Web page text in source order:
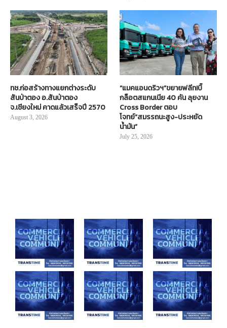
ทช.ก่อสร้างทางแยกต่างระดับ
สันป่าตอง อ.สันป่าตอง
จ.เชียงใหม่ คาดแล้วเสร็จปี 2570
August 3, 2026
“แมคแอนดริวฯ”ขยายฟลีท!บิ๊
กล็อตสแกนเนีย 40 คัน ลุยงาน
Cross Border ตอบ
โจทย์“สมรรถนะสูง-ประหยัด
น้ำมัน”
July 25, 2026